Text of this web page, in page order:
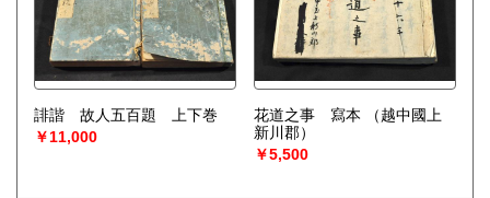
誹諧 故人五百題 上下巻
￥11,000
花道之事 寫本
（越中國上
新川郡）
￥5,500